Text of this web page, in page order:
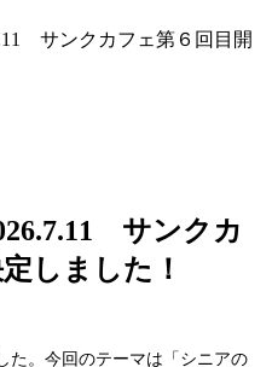
サンクカフェ第６回目開
サンクカ
しました！
た。今回のテーマは「シニアの